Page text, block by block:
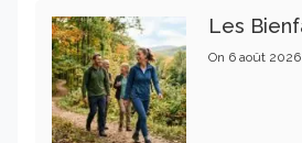
On 6 août 2026